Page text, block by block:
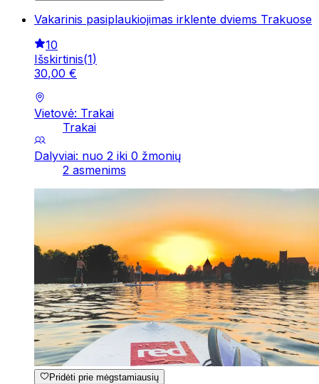
Vakarinis pasiplaukiojimas irklente dviems Trakuose
10
Išskirtinis(1)
30,00 €
Vietovė: Trakai
Trakai
Dalyviai: nuo 2 iki 0 žmonių
2 asmenims
Pridėti prie mėgstamiausių